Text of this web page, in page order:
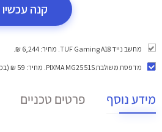
קנה עכשיו
מחשב נייד TUF Gaming A18. מחיר: 6,244 ₪.
מדפסת משולבת PIXMA MG2551S
. מחיר: 59 ₪ (במקום 169 ₪).
מידע נוסף פרטים טכניים